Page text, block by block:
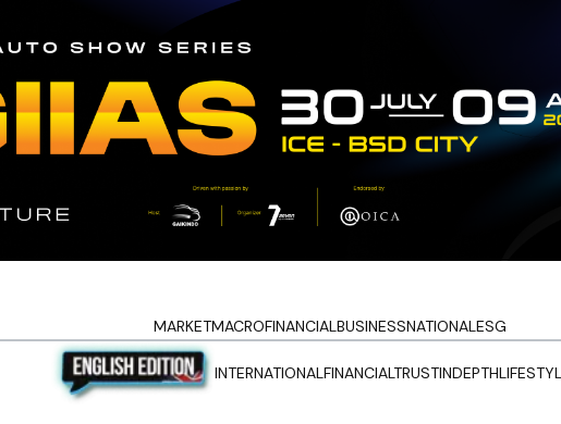
MARKETMACROFINANCIALBUSINESSNATIONALESG
INTERNATIONALFINANCIALTRUSTINDEPTH